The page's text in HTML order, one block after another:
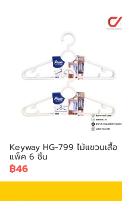
Keyway HG-799 ไม้แขวนเสื้อ
แพ็ค 6 ชิ้น
฿46